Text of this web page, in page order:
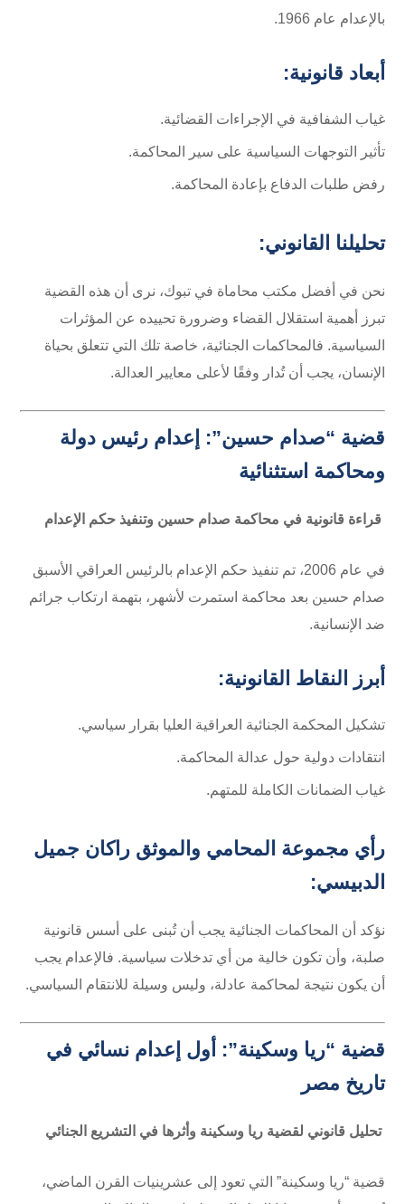
بالإعدام عام 1966.
أبعاد قانونية:
غياب الشفافية في الإجراءات القضائية.
تأثير التوجهات السياسية على سير المحاكمة.
رفض طلبات الدفاع بإعادة المحاكمة.
تحليلنا القانوني:
نحن في أفضل مكتب محاماة في تبوك، نرى أن هذه القضية
تبرز أهمية استقلال القضاء وضرورة تحييده عن المؤثرات
السياسية. فالمحاكمات الجنائية، خاصة تلك التي تتعلق بحياة
الإنسان، يجب أن تُدار وفقًا لأعلى معايير العدالة.
قضية “صدام حسين”: إعدام رئيس دولة
ومحاكمة استثنائية
قراءة قانونية في محاكمة صدام حسين وتنفيذ حكم الإعدام
في عام 2006، تم تنفيذ حكم الإعدام بالرئيس العراقي الأسبق
صدام حسين بعد محاكمة استمرت لأشهر، بتهمة ارتكاب جرائم
ضد الإنسانية.
أبرز النقاط القانونية:
تشكيل المحكمة الجنائية العراقية العليا بقرار سياسي.
انتقادات دولية حول عدالة المحاكمة.
غياب الضمانات الكاملة للمتهم.
رأي مجموعة المحامي والموثق راكان جميل
الدبيسي:
نؤكد أن المحاكمات الجنائية يجب أن تُبنى على أسس قانونية
صلبة، وأن تكون خالية من أي تدخلات سياسية. فالإعدام يجب
أن يكون نتيجة لمحاكمة عادلة، وليس وسيلة للانتقام السياسي.
قضية “ريا وسكينة”: أول إعدام نسائي في
تاريخ مصر
تحليل قانوني لقضية ريا وسكينة وأثرها في التشريع الجنائي
قضية “ريا وسكينة” التي تعود إلى عشرينيات القرن الماضي،